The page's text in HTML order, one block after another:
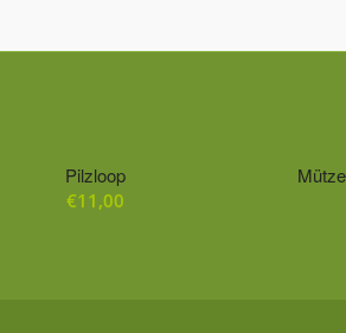
Pilzloop
€11,00